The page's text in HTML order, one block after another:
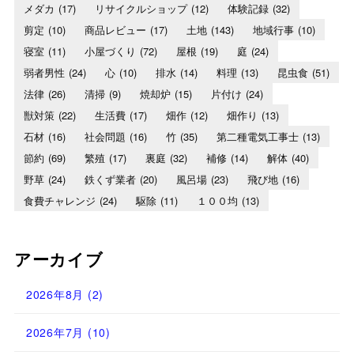
メダカ (17) リサイクルショップ (12) 体験記録 (32)
剪定 (10) 商品レビュー (17) 土地 (143) 地域行事 (10)
寝室 (11) 小屋づくり (72) 屋根 (19) 庭 (24)
弱者男性 (24) 心 (10) 排水 (14) 料理 (13) 昆虫食 (51)
法律 (26) 清掃 (9) 焼却炉 (15) 片付け (24)
獣対策 (22) 生活費 (17) 畑作 (12) 畑作り (13)
石材 (16) 社会問題 (16) 竹 (35) 第二種電気工事士 (13)
節約 (69) 繁殖 (17) 裏庭 (32) 補修 (14) 解体 (40)
野草 (24) 鉄くず業者 (20) 風呂場 (23) 飛び地 (16)
食費チャレンジ (24) 駆除 (11) １００均 (13)
アーカイブ
2026年8月 (2)
2026年7月 (10)